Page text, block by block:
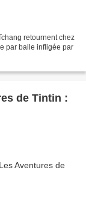
retournent chez
par balle infligée par
de Tintin :